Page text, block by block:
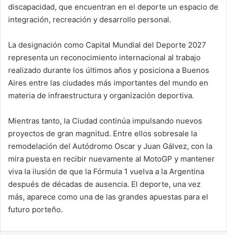
discapacidad, que encuentran en el deporte un espacio de
integración, recreación y desarrollo personal.
La designación como Capital Mundial del Deporte 2027
representa un reconocimiento internacional al trabajo
realizado durante los últimos años y posiciona a Buenos
Aires entre las ciudades más importantes del mundo en
materia de infraestructura y organización deportiva.
Mientras tanto, la Ciudad continúa impulsando nuevos
proyectos de gran magnitud. Entre ellos sobresale la
remodelación del Autódromo Oscar y Juan Gálvez, con la
mira puesta en recibir nuevamente al MotoGP y mantener
viva la ilusión de que la Fórmula 1 vuelva a la Argentina
después de décadas de ausencia. El deporte, una vez
más, aparece como una de las grandes apuestas para el
futuro porteño.